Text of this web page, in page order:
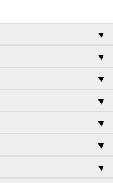
▼
▼
▼
▼
▼
▼
▼